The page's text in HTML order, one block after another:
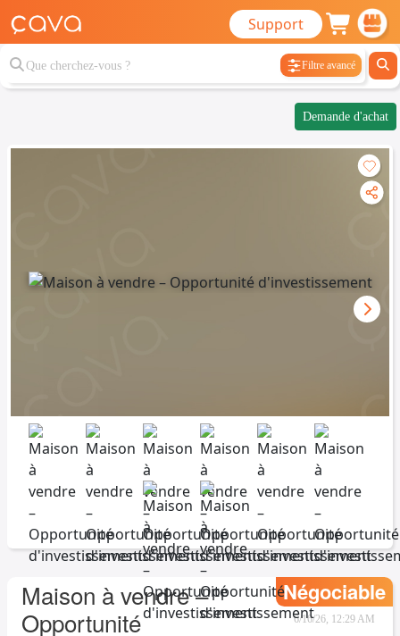
Support
Filtre avancé
Demande d'achat
Maison à vendre –
Opportunité
Négociable
6/16/26, 12:29 AM